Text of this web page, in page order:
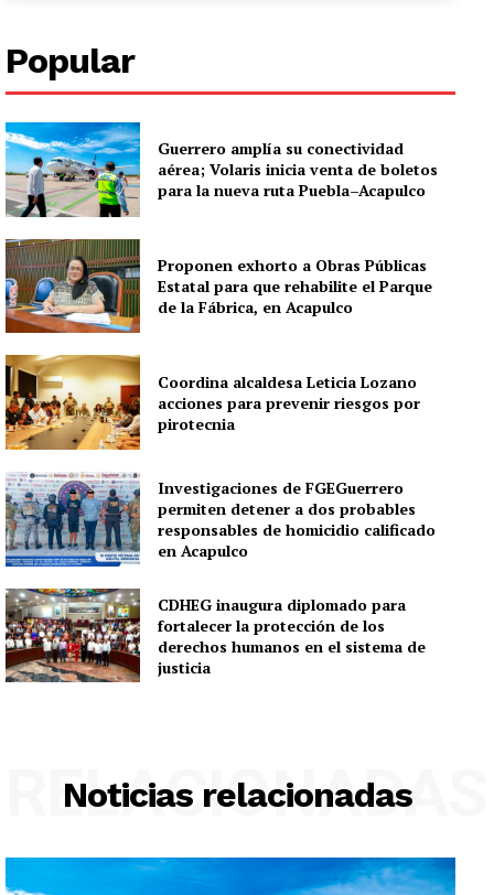
Popular
Guerrero amplía su conectividad
aérea; Volaris inicia venta de boletos
para la nueva ruta Puebla–Acapulco
Proponen exhorto a Obras Públicas
Estatal para que rehabilite el Parque
de la Fábrica, en Acapulco
Coordina alcaldesa Leticia Lozano
acciones para prevenir riesgos por
pirotecnia
Investigaciones de FGEGuerrero
permiten detener a dos probables
responsables de homicidio calificado
en Acapulco
CDHEG inaugura diplomado para
fortalecer la protección de los
derechos humanos en el sistema de
justicia
Noticias relacionadas
RELACIONADAS